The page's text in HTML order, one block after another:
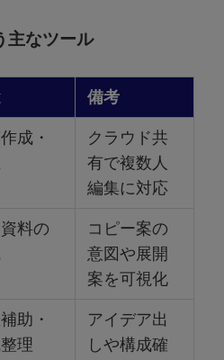
主なツール
備考
成・
クラウド共
有で複数人
編集に対応
料の
コピー案の
意図や展開
案を可視化
助・
理
アイデア出
しや構成確